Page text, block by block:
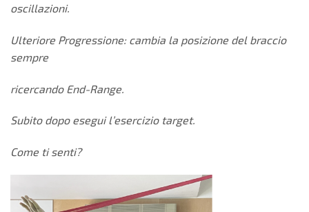
oscillazioni.
Ulteriore Progressione: cambia la posizione del braccio
sempre
ricercando End-Range.
Subito dopo esegui l’esercizio target.
Come ti senti?